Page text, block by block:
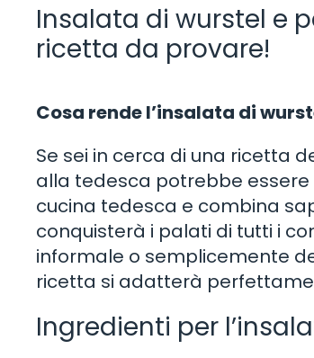
Insalata di wurstel e
ricetta da provare!
Cosa rende l’insalata di
Se sei in cerca di una ricetta
alla tedesca potrebbe essere
cucina tedesca e combina
conquisterà i palati di tutti i
informale o semplicemente
ricetta si adatterà
Ingredienti per